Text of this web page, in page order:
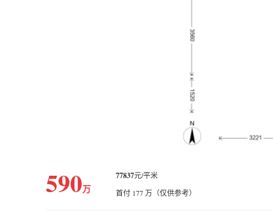
590万
77837元/平米
首付 177 万（仅供参考）